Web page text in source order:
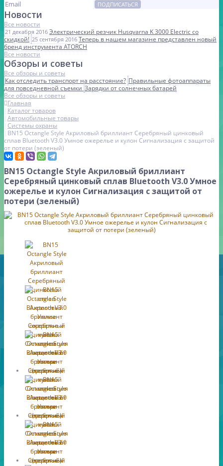
ПОДПИСАТЬСЯ
Новости
Все новости
21 декабря 2016 Электрический резчик Husqvarna K 3000 Electric со
скидкой! 25 сентября 2016 Теперь в нашем магазине представлен новый
бренд инструмента ATORCH
Все новости
Обзоры и советы
Все обзоры и советы
Как отследить транспорт на расстояние? Правильные фотоаппараты
для повседневной съемкиЗарядки от солнечных батарей
Все обзоры и советы
Главная
Каталог товаров
Автомобильные товары
Системы охраны
BN15 Octangle Style Акриловый бриллиант Серебряный цинковый
сплав Bluetooth V3.0 Умное ожерелье и кулон Сигнализация с защитой
от потери (зеленый)
BN15 Octangle Style Акриловый бриллиант
Серебряный цинковый сплав Bluetooth V3.0 Умное
ожерелье и кулон Сигнализация с защитой от
потери (зеленый)